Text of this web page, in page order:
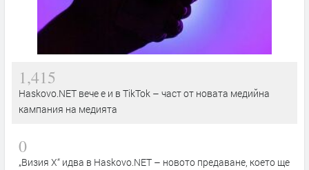
1,415
Haskovo.NET вече е и в TikTok – част от новата медийна
кампания на медията
0
„Визия Х“ идва в Haskovo.NET – новото предаване, което ще